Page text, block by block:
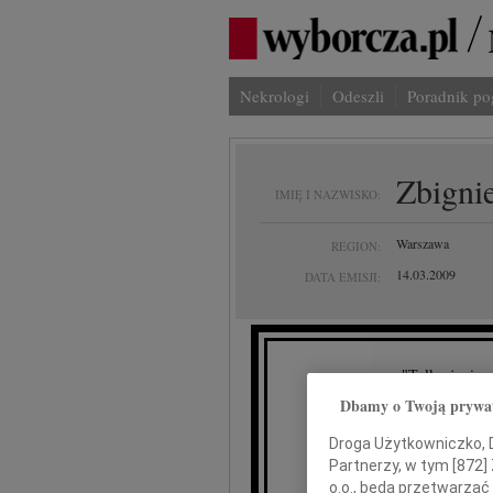
Nekrologi Odeszli Poradnik
IMIĘ I NAZWISKO:
REGION: Warszawa
DATA EMISJI: 14.03.2009
"Tylko życie
Z
Dbamy o Twoją
Droga Użytkowniczko,
Partnerzy, w tym [ 872
o.o., będą